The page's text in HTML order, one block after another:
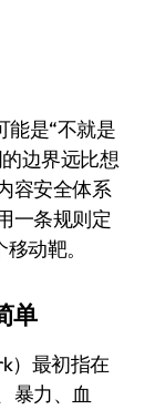
边界远比想
容安全体系
一条规则定
动靶。
单
）最初指在
暴力、血